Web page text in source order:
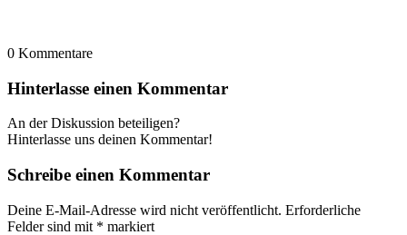
0 Kommentare
Hinterlasse einen Kommentar
An der Diskussion beteiligen?
Hinterlasse uns deinen Kommentar!
Schreibe einen Kommentar
Deine E-Mail-Adresse wird nicht veröffentlicht. Erforderliche
Felder sind mit * markiert